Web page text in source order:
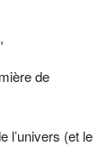
de
l’univers (et le